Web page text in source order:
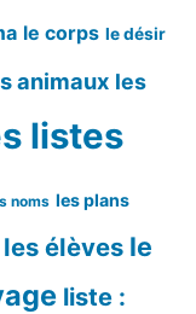
le corps le désir
animaux les
listes
noms les plans
les élèves le
liste :